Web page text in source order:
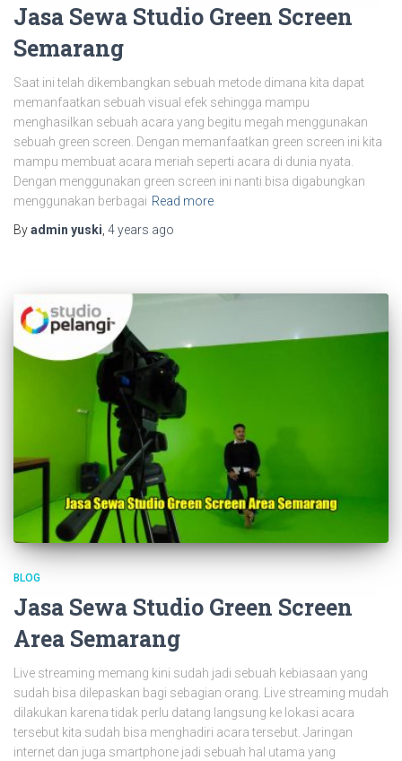
Jasa Sewa Studio Green Screen
Semarang
Saat ini telah dikembangkan sebuah metode dimana kita dapat
memanfaatkan sebuah visual efek sehingga mampu
menghasilkan sebuah acara yang begitu megah menggunakan
sebuah green screen. Dengan memanfaatkan green screen ini kita
mampu membuat acara meriah seperti acara di dunia nyata.
Dengan menggunakan green screen ini nanti bisa digabungkan
menggunakan berbagai Read more
Byadmin yuski 4 years ago
BLOG
Jasa Sewa Studio Green Screen
Area Semarang
Live streaming memang kini sudah jadi sebuah kebiasaan yang
sudah bisa dilepaskan bagi sebagian orang. Live streaming mudah
dilakukan karena tidak perlu datang langsung ke lokasi acara
tersebut kita sudah bisa menghadiri acara tersebut. Jaringan
internet dan juga smartphone jadi sebuah hal utama yang